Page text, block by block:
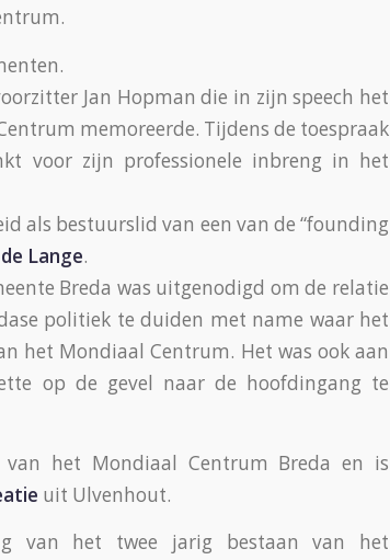
Jan Hopman die in zijn speech het
memoreerde. Tijdens de toespraak
voor zijn professionele inbreng in het
als bestuurslid van een van de “founding
Lange.
Breda was uitgenodigd om de relatie
politiek te duiden met name waar het
het Mondiaal Centrum. Het was ook aan
op de gevel naar de hoofdingang te
het Mondiaal Centrum Breda en is
uit Ulvenhout.
van het twee jarig bestaan van het